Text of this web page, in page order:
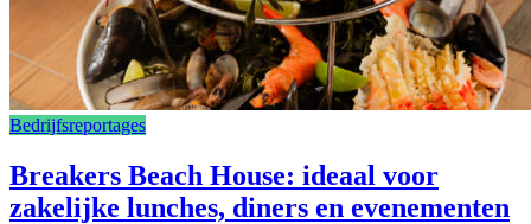
Bedrijfsreportages
Breakers Beach House: ideaal voor
zakelijke lunches, diners en evenementen